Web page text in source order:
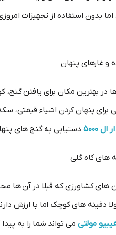
بدون استفاده از تجهیزات
و غارهای پنهان
در بهترین مکان برای یافتن
برای پنهان کردن اشیاء
5000 دستیابی به گنج های
های کاه گلی
های کشاورزی که قبلا در آن ها
دفینه های کوچک اما با ارزش
مولتی می تواند شما را به